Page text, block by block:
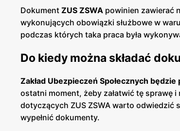
Dokument ZUS ZSWA powinien zawierać
wykonujących obowiązki służbowe w
podczas których taka praca była
Do kiedy można składać
Zakład Ubezpieczeń Społecznych
ostatni moment, żeby załatwić tę sprawę
dotyczących ZUS ZSWA warto odwiedzić
wypełnić dokumenty.